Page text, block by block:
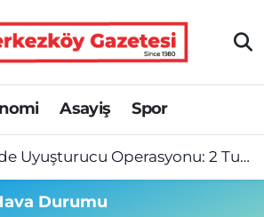
Asayiş Spor
Uyuşturucu Operasyonu: 2 Tutuklama
Durumu
Eczaneler
Durumu
Vakitleri
Yoğunluk Haritası